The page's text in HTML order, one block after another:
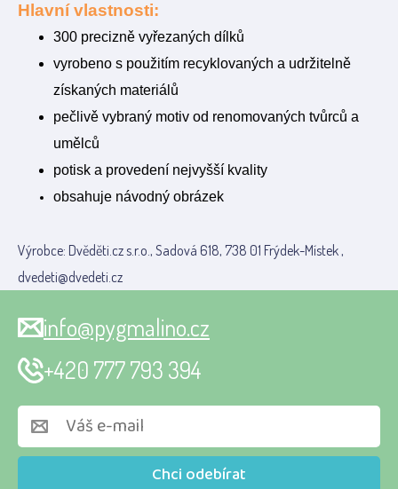
Hlavní vlastnosti:
300 precizně vyřezaných dílků
vyrobeno s použitím recyklovaných a udržitelně
získaných materiálů
pečlivě vybraný motiv od renomovaných tvůrců a
umělců
potisk a provedení nejvyšší kvality
obsahuje návodný obrázek
Výrobce: Dvěděti.cz s.r.o., Sadová 618, 738 01 Frýdek-Místek ,
dvedeti@dvedeti.cz
Chci odebírat
info@pygmalino.cz
+420 777 793 394